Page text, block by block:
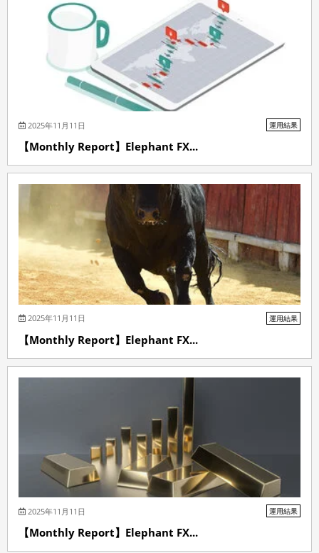
2025年11月11日 運用結果
【Monthly Report】Elephant FX...
2025年11月11日 運用結果
【Monthly Report】Elephant FX...
2025年11月11日 運用結果
【Monthly Report】Elephant FX...